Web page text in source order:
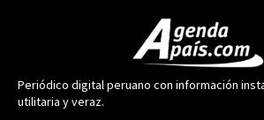
Periódico digital peruano con información
utilitaria y veraz.